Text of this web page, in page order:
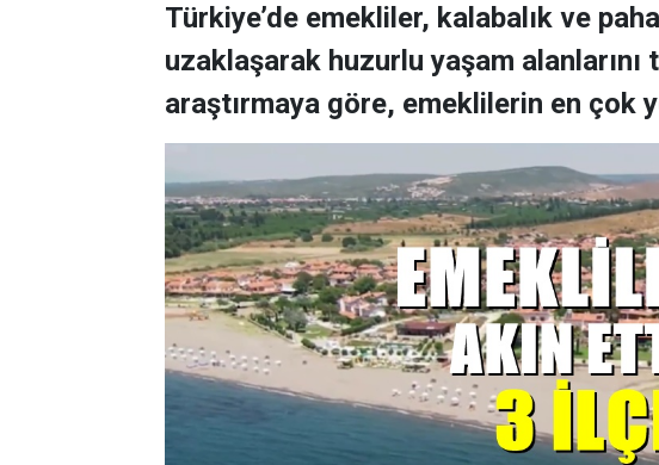
Türkiye’de emekliler, kalabalık ve
uzaklaşarak huzurlu yaşam alanlarını
araştırmaya göre, emeklilerin en çok